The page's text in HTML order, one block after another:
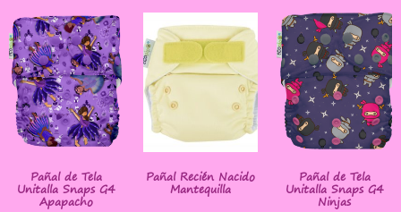
Pañal de Tela
Unitalla Snaps G4
Apapacho
Pañal Recién Nacido
Mantequilla
Pañal de Tela
Unitalla Snaps G4
Ninjas